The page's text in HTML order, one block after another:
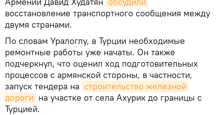
восстановление транспортного сообщения между
двумя странами.
По словам Уралоглу, в Турции необходимые
ремонтные работы уже начаты. Он также
подчеркнул, что оценил ход подготовительных
процессов с армянской стороны, в частности,
запуск тендера на строительство железной
дороги на участке от села Ахурик до границы с
Турцией.